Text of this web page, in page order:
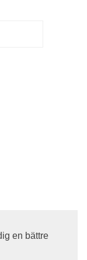
en bättre